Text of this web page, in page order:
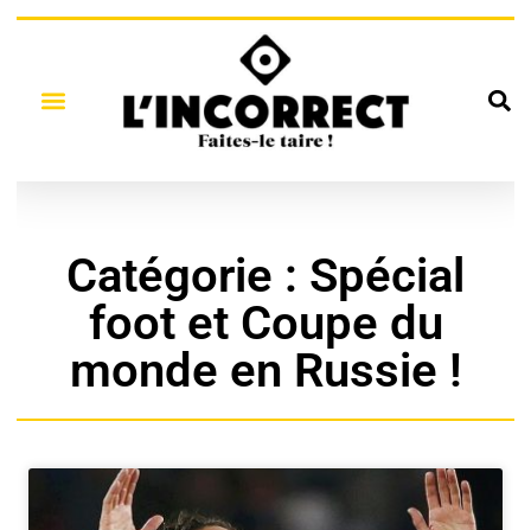
Catégorie : Spécial
foot et Coupe du
monde en Russie !